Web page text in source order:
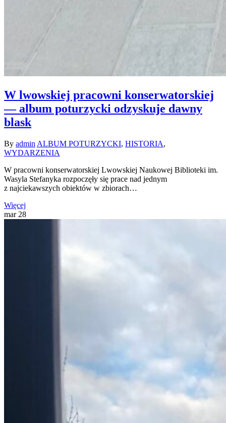
W lwowskiej pracowni konserwatorskiej
— album poturzycki odzyskuje dawny
blask
By admin ALBUM POTURZYCKI, HISTORIA,
WYDARZENIA
W pracowni konserwatorskiej Lwowskiej Naukowej Biblioteki im.
Wasyla Stefanyka rozpoczęły się prace nad jednym
z najciekawszych obiektów w zbiorach…
Więcej
mar 28